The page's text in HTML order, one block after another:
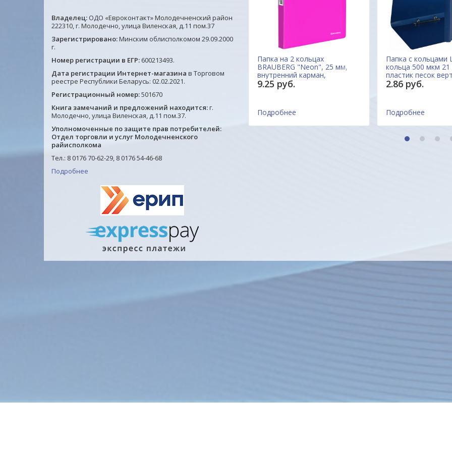
Владелец: ОДО «Евроконтакт» Молодечненский район
222310, г. Молодечно, улица Виленская, д.11 пом.37
Зарегистрировано:Минским облисполкомом 29.09.2000
г.
Номер регистрации в ЕГР: 600213493.
Дата регистрации Интернет-магазина в Торговом
реестре Республики Беларусь: 02.02.2021.
Регистрационный номер:501670
Книга замечаний и предложений находится:г.
Молодечно, улица Виленская, д.11 пом.37.
Уполномоченные по защите прав потребителей:
Отдел торговли и услуг Молодечненского
райисполкома
Тел.: 8 0176 70-62-29, 8 0176 54-46-68
Подробнее
Папка на 2 кольцах А4,
корешок 25мм, 950мкм,
пластик, желтая, Китай
Папка на 2 кольцах А4,
пластик, синяя, Китай
9.05 руб.
Подробнее
Папка на 2 кольцах
BRAUBERG "Neon", 25 мм,
внутренний карман,
неоновая розовая, до 170
листов, 0,7 мм, 227458
9.25 руб.
Подробнее
Папка с кольцами
кольца 500 мкм
пластик песок
21BE Россия
2.86 руб.
Подробнее
1 2 3